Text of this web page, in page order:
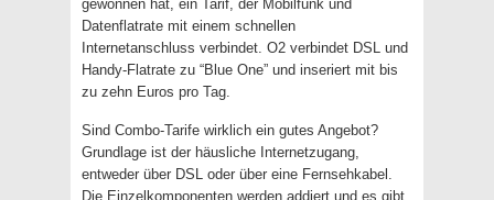
gewonnen hat, ein Tarif, der Mobilfunk und
Datenflatrate mit einem schnellen
Internetanschluss verbindet. O2 verbindet DSL und
Handy-Flatrate zu “Blue One” und inseriert mit bis
zu zehn Euros pro Tag.
Sind Combo-Tarife wirklich ein gutes Angebot?
Grundlage ist der häusliche Internetzugang,
entweder über DSL oder über eine Fernsehkabel.
Die Einzelkomponenten werden addiert und es gibt